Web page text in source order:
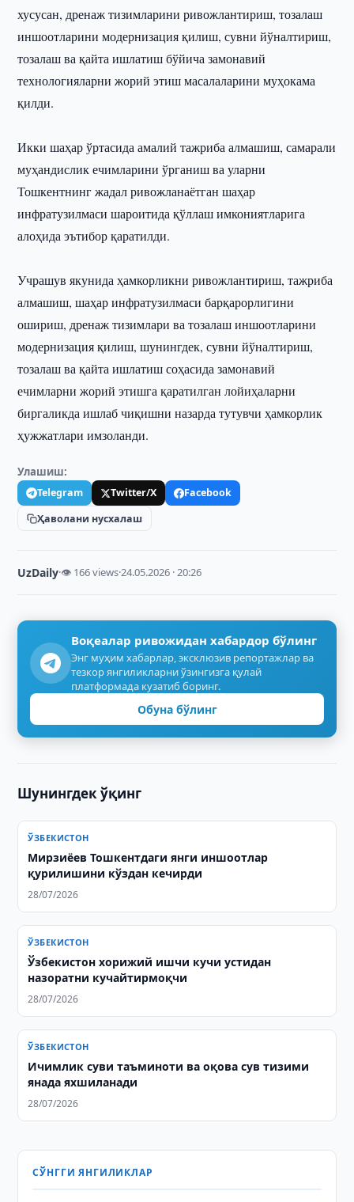
хусусан, дренаж тизимларини ривожлантириш, тозалаш
иншоотларини модернизация қилиш, сувни йўналтириш,
тозалаш ва қайта ишлатиш бўйича замонавий
технологияларни жорий этиш масалаларини муҳокама
қилди.
Икки шаҳар ўртасида амалий тажриба алмашиш, самарали
муҳандислик ечимларини ўрганиш ва уларни
Тошкентнинг жадал ривожланаётган шаҳар
инфратузилмаси шароитида қўллаш имкониятларига
алоҳида эътибор қаратилди.
Учрашув якунида ҳамкорликни ривожлантириш, тажриба
алмашиш, шаҳар инфратузилмаси барқарорлигини
ошириш, дренаж тизимлари ва тозалаш иншоотларини
модернизация қилиш, шунингдек, сувни йўналтириш,
тозалаш ва қайта ишлатиш соҳасида замонавий
ечимларни жорий этишга қаратилган лойиҳаларни
биргаликда ишлаб чиқишни назарда тутувчи ҳамкорлик
ҳужжатлари имзоланди.
Улашиш:
Telegram Twitter/X
Facebook
Ҳаволани нусхалаш
UzDaily·👁 166 views·24.05.2026 · 20:26
Воқеалар ривожидан хабардор бўлинг
Энг муҳим хабарлар, эксклюзив репортажлар ва
тезкор янгиликларни ўзингизга қулай
платформада кузатиб боринг.
Обуна бўлинг
Шунингдек ўқинг
ЎЗБЕКИСТОН
Мирзиёев Тошкентдаги янги иншоотлар
қурилишини кўздан кечирди
28/07/2026
ЎЗБЕКИСТОН
Ўзбекистон хорижий ишчи кучи устидан
назоратни кучайтирмоқчи
28/07/2026
ЎЗБЕКИСТОН
Ичимлик суви таъминоти ва оқова сув тизими
янада яхшиланади
28/07/2026
СЎНГГИ ЯНГИЛИКЛАР